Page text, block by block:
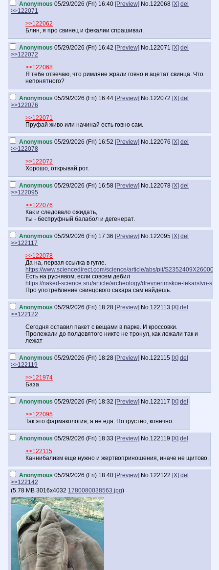
Anonymous 05/29/2026 (Fri) 16:40 [Preview] No.122068 [X] del
>>122071
>>122062
Блин, я про свинец и фекалии спрашивал.
Anonymous 05/29/2026 (Fri) 16:42 [Preview] No.122071 [X] del
>>122072
>>122068
Я тебе отвечаю, что римляне жрали говно и ацетат свинца. Что
непонятного?
Anonymous 05/29/2026 (Fri) 16:44 [Preview] No.122072 [X] del
>>122076
>>122071
Пруфай живо или начинай есть говно сам.
Anonymous 05/29/2026 (Fri) 16:52 [Preview] No.122076 [X] del
>>122078
>>122072
Хорошо, открывай рот.
Anonymous 05/29/2026 (Fri) 16:58 [Preview] No.122078 [X] del
>>122095
>>122076
Как и следовало ожидать,
ты - беспруфный балабол и дегенерат.
Anonymous 05/29/2026 (Fri) 17:36 [Preview] No.122095 [X] del
>>122117
>>122078
Да на, первая ссылка в гугле.
https://www.sciencedirect.com/science/article/abs/pii/
Есть на руснявом, если совсем дебил
https://naked-science.sru/article/archeology/drevnerimskoe-lekarstvo-s
Про употребление свинцового сахара сам найдешь.
Anonymous 05/29/2026 (Fri) 18:28 [Preview] No.122113 [X] del
>>122122
Сегодня оставил пакет с вещами в парке. И кроссовки.
Пролежали до полдевятого никто не тронул, как лежали так и
лежат
Anonymous 05/29/2026 (Fri) 18:28 [Preview] No.122115 [X] del
>>122119
>>121974
База
Anonymous 05/29/2026 (Fri) 18:32 [Preview] No.122117 [X] del
>>122095
Так это фармакология, а не еда. Но грустно, конечно.
Anonymous 05/29/2026 (Fri) 18:33 [Preview] No.122119 [X] del
>>122115
Каннибализм еще нужно и жертвоприношения, иначе не щитово.
Anonymous 05/29/2026 (Fri) 18:40 [Preview] No.122122 [X] del
>>122142
(5.78 MB 3016x4032 1780080038563.jpg)